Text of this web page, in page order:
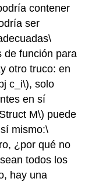
contener
ser
\
de función para
otro truco: en
c_i\), solo
en sí
M\) puede
mismo:\
¿por qué no
sean todos los
hay una